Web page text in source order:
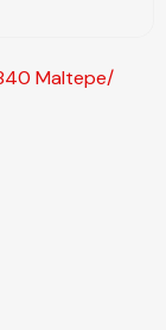
Maltepe/